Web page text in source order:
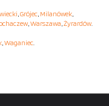
,Grójec, Milanówek,
,Warszawa,Żyrardów.
,Waganiec.